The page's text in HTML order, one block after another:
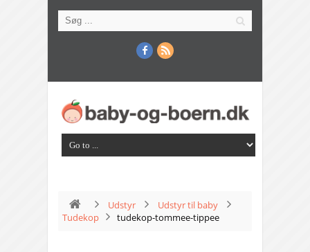
Udstyr
Udstyr til baby
Tudekop
tudekop-tommee-tippee